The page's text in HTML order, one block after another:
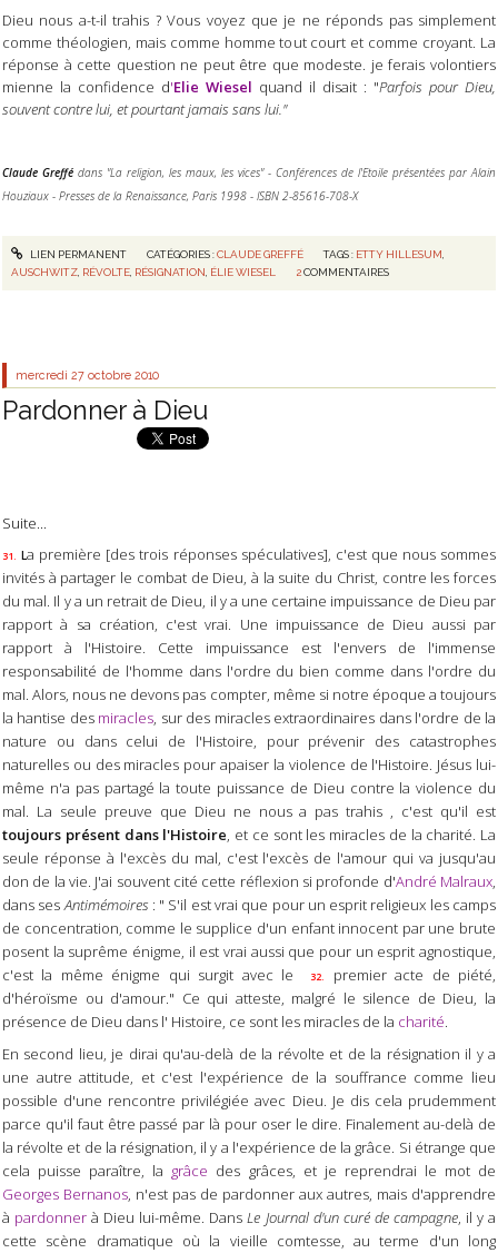
Dieu nous a-t-il trahis ? Vous voyez que je ne réponds pas simplement
comme théologien, mais comme homme tout court et comme croyant. La
réponse à cette question ne peut être que modeste. je ferais volontiers
mienne la confidence d'Elie Wiesel quand il disait : "Parfois pour Dieu,
souvent contre lui, et pourtant jamais sans lui."
Claude Greffé dans "La religion, les maux, les vices" - Conférences de l'Etoile présentées par Alain
Houziaux - Presses de la Renaissance, Paris 1998 - ISBN 2-85616-708-X
LIEN PERMANENT CATÉGORIES :CLAUDE GREFFÉ TAGS : ETTY HILLESUM
AUSCHWITZ RÉVOLTE RÉSIGNATION ÉLIE WIESEL 2 COMMENTAIRES
mercredi 27 octobre 2010
Pardonner à Dieu
Suite...
31. La première [des trois réponses spéculatives], c'est que nous sommes
invités à partager le combat de Dieu, à la suite du Christ, contre les forces
du mal. Il y a un retrait de Dieu, il y a une certaine impuissance de Dieu par
rapport à sa création, c'est vrai. Une impuissance de Dieu aussi par
rapport à l'Histoire. Cette impuissance est l'envers de l'immense
responsabilité de l'homme dans l'ordre du bien comme dans l'ordre du
mal. Alors, nous ne devons pas compter, même si notre époque a toujours
la hantise des miracles, sur des miracles extraordinaires dans l'ordre de la
nature ou dans celui de l'Histoire, pour prévenir des catastrophes
naturelles ou des miracles pour apaiser la violence de l'Histoire. Jésus lui-
même n'a pas partagé la toute puissance de Dieu contre la violence du
mal. La seule preuve que Dieu ne nous a pas trahis , c'est qu'il est
toujours présent dans l'Histoire, et ce sont les miracles de la charité. La
seule réponse à l'excès du mal, c'est l'excès de l'amour qui va jusqu'au
don de la vie. J'ai souvent cité cette réflexion si profonde d'André Malraux,
dans sesAntimémoires : " S'il est vrai que pour un esprit religieux les camps
de concentration, comme le supplice d'un enfant innocent par une brute
posent la suprême énigme, il est vrai aussi que pour un esprit agnostique,
c'est la même énigme qui surgit avec le
32.
premier acte de piété,
d'héroïsme ou d'amour." Ce qui atteste, malgré le silence de Dieu, la
présence de Dieu dans l' Histoire, ce sont les miracles de la charité.
En second lieu, je dirai qu'au-delà de la révolte et de la résignation il y a
une autre attitude, et c'est l'expérience de la souffrance comme lieu
possible d'une rencontre privilégiée avec Dieu. Je dis cela prudemment
parce qu'il faut être passé par là pour oser le dire. Finalement au-delà de
la révolte et de la résignation, il y a l'expérience de la grâce. Si étrange que
cela puisse paraître, la grâce des grâces, et je reprendrai le mot de
Georges Bernanos, n'est pas de pardonner aux autres, mais d'apprendre
à pardonner à Dieu lui-même. DansLe Journal d'un curé de campagne, il y a
cette scène dramatique où la vieille comtesse, au terme d'un long